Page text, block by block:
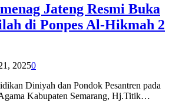
Jateng Resmi Buka
di Ponpes Al-Hikmah 2
20250
Diniyah dan Pondok Pesantren pada
Kabupaten Semarang, Hj.Titik…